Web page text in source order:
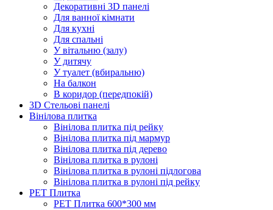
Декоративні 3D панелі
Для ванної кімнати
Для кухні
Для спальні
У вітальню (залу)
У дитячу
У туалет (вбиральню)
На балкон
В коридор (передпокій)
3D Стельові панелі
Вінілова плитка
Вінілова плитка під рейку
Вінілова плитка під мармур
Вінілова плитка під дерево
Вінілова плитка в рулоні
Вінілова плитка в рулоні підлогова
Вінілова плитка в рулоні під рейку
PET Плитка
PET Плитка 600*300 мм